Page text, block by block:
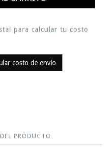
para calcular tu costo
costo de envío
PRODUCTO